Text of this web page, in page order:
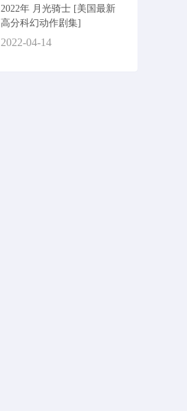
2022年 月光骑士 [美国最新
高分科幻动作剧集]
2022-04-14